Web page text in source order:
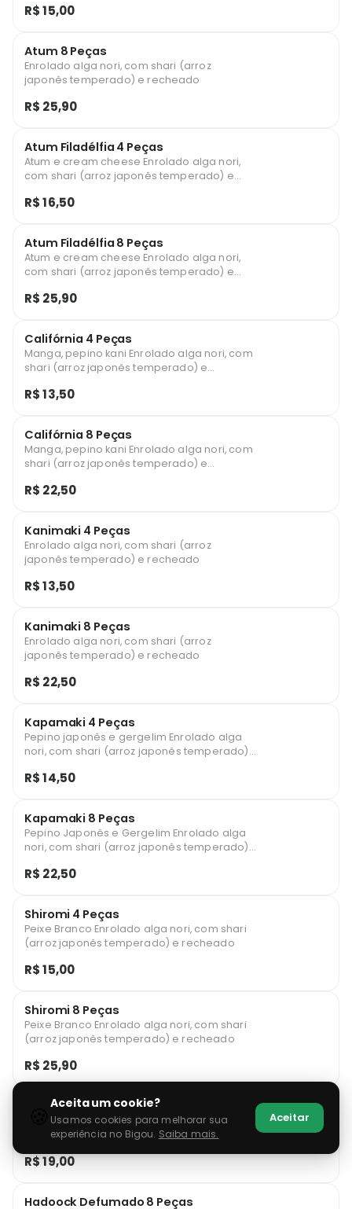
R$ 15,00
Atum 8 Peças
Enrolado alga nori, com shari (arroz
japonês temperado) e recheado
R$ 25,90
Atum Filadélfia 4 Peças
Atum e cream cheese Enrolado alga nori,
com shari (arroz japonês temperado) e
R$ 16,50
Atum Filadélfia 8 Peças
Atum e cream cheese Enrolado alga nori,
com shari (arroz japonês temperado) e
R$ 25,90
Califórnia 4 Peças
Manga, pepino kani Enrolado alga nori, com
shari (arroz japonês temperado) e
R$ 13,50
Califórnia 8 Peças
Manga, pepino kani Enrolado alga nori, com
shari (arroz japonês temperado) e
R$ 22,50
Kanimaki 4 Peças
Enrolado alga nori, com shari (arroz
japonês temperado) e recheado
R$ 13,50
Kanimaki 8 Peças
Enrolado alga nori, com shari (arroz
japonês temperado) e recheado
R$ 22,50
Kapamaki 4 Peças
Pepino japonês e gergelim Enrolado alga
nori, com shari (arroz japonês temperado)
R$ 14,50
Kapamaki 8 Peças
Pepino Japonês e Gergelim Enrolado alga
nori, com shari (arroz japonês temperado)
R$ 22,50
Shiromi 4 Peças
Peixe Branco Enrolado alga nori, com shari
(arroz japonês temperado) e recheado
R$ 15,00
Shiromi 8 Peças
Peixe Branco Enrolado alga nori, com shari
(arroz japonês temperado) e recheado
R$ 25,90
Hadoock Defumado 4 Peças
Enrolado alga nori, com shari (arroz
japonês temperado) e recheado
R$ 19,00
Hadoock Defumado 8 Peças
🍪Aceita um cookie?
Usamos cookies para melhorar sua
experiência no Bigou. Saiba mais.
Aceitar